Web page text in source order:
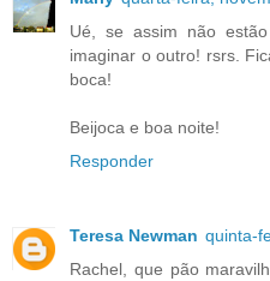
Ué, se assim não
imaginar o outro! rsrs.
boca!
Beijoca e boa noite!
Responder
Teresa Newman quinta-
Rachel, que pão